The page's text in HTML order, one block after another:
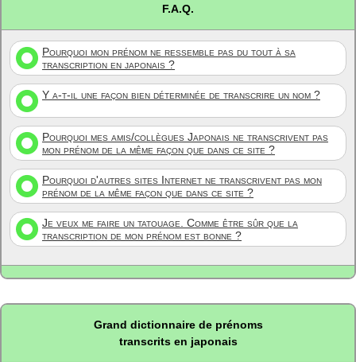
F.A.Q.
Pourquoi mon prénom ne ressemble pas du tout à sa
transcription en japonais ?
Y a-t-il une façon bien déterminée de transcrire un nom ?
Pourquoi mes amis/collègues Japonais ne transcrivent pas
mon prénom de la même façon que dans ce site ?
Pourquoi d'autres sites Internet ne transcrivent pas mon
prénom de la même façon que dans ce site ?
Je veux me faire un tatouage. Comme être sûr que la
transcription de mon prénom est bonne ?
Grand dictionnaire de prénoms
transcrits en japonais